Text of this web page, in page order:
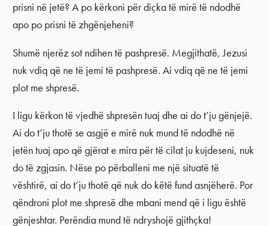
prisni në jetë? A po kërkoni për diçka të mirë të ndodhë
apo po prisni të zhgënjeheni?
Shumë njerëz sot ndihen të pashpresë. Megjithatë, Jezusi
nuk vdiq që ne të jemi të pashpresë. Ai vdiq që ne të jemi
plot me shpresë.
I ligu kërkon të vjedhë shpresën tuaj dhe ai do t’ju gënjejë.
Ai do t’ju thotë se asgjë e mirë nuk mund të ndodhë në
jetën tuaj apo që gjërat e mira për të cilat ju kujdeseni, nuk
do të zgjasin. Nëse po përballeni me një situatë të
vështirë, ai do t’ju thotë që nuk do këtë fund asnjëherë. Por
qëndroni plot me shpresë dhe mbani mend që i ligu është
gënjeshtar. Perëndia mund të ndryshojë gjithçka!